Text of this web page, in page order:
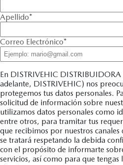
Apellido*
Correo Electrónico*
En DISTRIVEHIC
adelante, DISTRIVEHIC) nos
protegemos tus datos personales.
solicitud de información sobre
utilizamos datos personales como
entre otros, para tramitar tus
que recibimos por nuestros
se tratará respetando la debida
con el propósito de informarte
servicios, así como para que